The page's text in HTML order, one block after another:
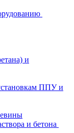
и
ППУ и
и бетона